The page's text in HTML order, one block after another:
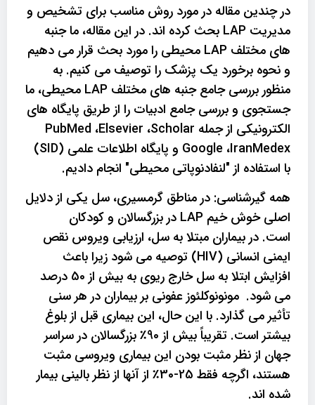
در چندین مقاله در مورد روش مناسب برای تشخیص و
مدیریت LAP بحث کرده اند. در این مقاله، ما جنبه
های مختلف LAP محیطی را مورد بحث قرار می دهیم
و نحوه برخورد یک پزشک را توصیف می کنیم. به
منظور بررسی جامع جنبه های مختلف LAP محیطی، ما
جستجوی و بررسی جامع ادبیات را از طریق پایگاه های
الکترونیکی از جمله PubMed ،Elsevier ،Scholar
Google ،IranMedex و پایگاه اطلاعات علمی (SID)
با استفاده از "لنفادنوپاتی محیطی" انجام دادیم.
همه گیرشناسی: در مناطق گرمسیری، سل یکی از دلایل
اصلی خوش خیم LAP در بزرگسالان و کودکان
است. در بیماران مبتلا به سل، ارزیابی ویروس نقص
ایمنی انسانی (HIV) توصیه می شود زیرا باعث
افزایش ابتلا به سل خارج ریوی به بیش از 50 درصد
می شود. مونونوکلئوز عفونی بر بیماران در هر سنی
تأثیر می گذارد. با این حال، این بیماری قبل از بلوغ
بیشتر است. تقریباً بیش از 90٪ بزرگسالان در سراسر
جهان از نظر مثبت بودن این بیماری ویروسی مثبت
هستند، اگرچه فقط 25-30٪ از آنها از نظر بالینی بیمار
شده اند.